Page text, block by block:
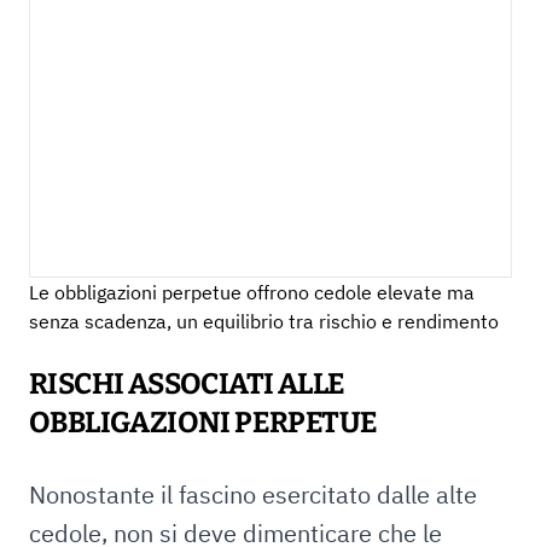
Le obbligazioni perpetue offrono cedole elevate ma
senza scadenza, un equilibrio tra rischio e rendimento
RISCHI ASSOCIATI ALLE
OBBLIGAZIONI PERPETUE
Nonostante il fascino esercitato dalle alte
cedole, non si deve dimenticare che le